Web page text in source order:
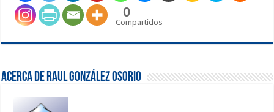
0
Compartidos
Acerca de Raul González Osorio